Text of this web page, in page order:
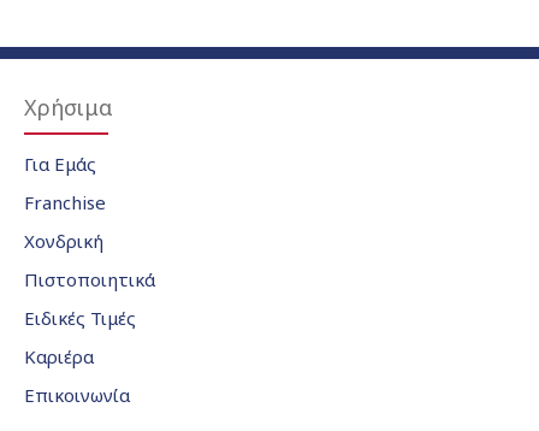
Χρήσιμα
Για Εμάς
Franchise
Χονδρική
Πιστοποιητικά
Ειδικές Τιμές
Καριέρα
Επικοινωνία